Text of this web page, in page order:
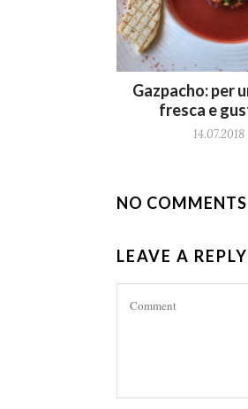
Gazpacho: per
fresca e
14.07.2018
NO COMMENTS
LEAVE A REPLY